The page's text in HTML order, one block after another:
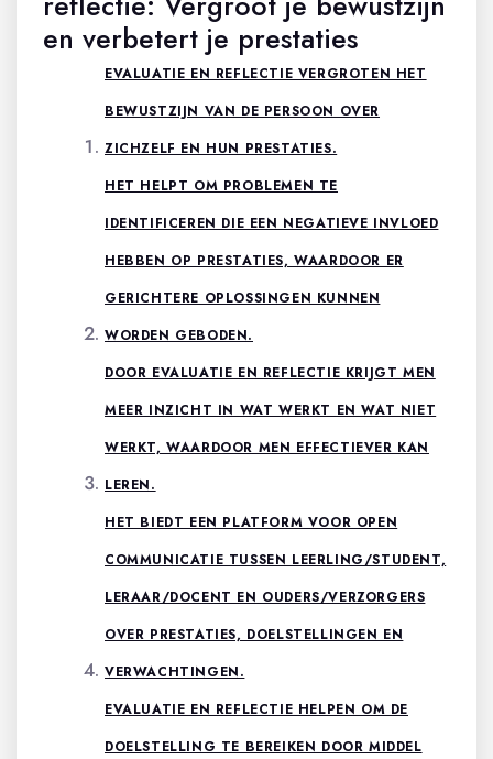
en verbetert je prestaties
EVALUATIE EN REFLECTIE VERGROTEN HET
BEWUSTZIJN VAN DE PERSOON OVER
ZICHZELF EN HUN PRESTATIES.
HET HELPT OM PROBLEMEN TE
IDENTIFICEREN DIE EEN NEGATIEVE INVLOED
HEBBEN OP PRESTATIES, WAARDOOR ER
GERICHTERE OPLOSSINGEN KUNNEN
WORDEN GEBODEN.
DOOR EVALUATIE EN REFLECTIE KRIJGT MEN
MEER INZICHT IN WAT WERKT EN WAT NIET
WERKT, WAARDOOR MEN EFFECTIEVER KAN
LEREN.
HET BIEDT EEN PLATFORM VOOR OPEN
COMMUNICATIE TUSSEN LEERLING/STUDENT,
LERAAR/DOCENT EN OUDERS/VERZORGERS
OVER PRESTATIES, DOELSTELLINGEN EN
VERWACHTINGEN.
EVALUATIE EN REFLECTIE HELPEN OM DE
DOELSTELLING TE BEREIKEN DOOR MIDDEL